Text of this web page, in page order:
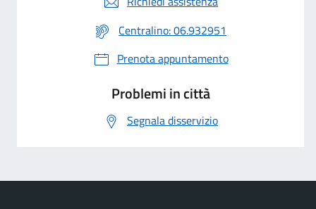
Centralino: 06.932951
Prenota appuntamento
Problemi in città
Segnala disservizio